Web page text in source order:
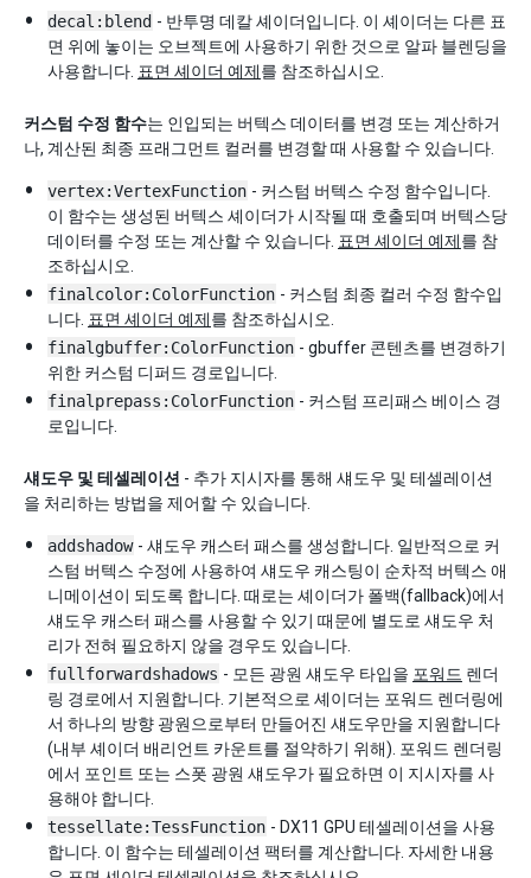
decal:blend - 반투명 데칼 셰이더입니다. 이 셰이더는 다른 표
면 위에 놓이는 오브젝트에 사용하기 위한 것으로 알파 블렌딩을
사용합니다. 표면 셰이더 예제를 참조하십시오.
커스텀 수정 함수는 인입되는 버텍스 데이터를 변경 또는 계산하거
나, 계산된 최종 프래그먼트 컬러를 변경할 때 사용할 수 있습니다.
vertex:VertexFunction - 커스텀 버텍스 수정 함수입니다.
이 함수는 생성된 버텍스 셰이더가 시작될 때 호출되며 버텍스당
데이터를 수정 또는 계산할 수 있습니다. 표면 셰이더 예제를 참
조하십시오.
finalcolor:ColorFunction - 커스텀 최종 컬러 수정 함수입
니다. 표면 셰이더 예제를 참조하십시오.
finalgbuffer:ColorFunction - gbuffer 콘텐츠를 변경하기
위한 커스텀 디퍼드 경로입니다.
finalprepass:ColorFunction - 커스텀 프리패스 베이스 경
로입니다.
섀도우 및 테셀레이션 - 추가 지시자를 통해 섀도우 및 테셀레이션
을 처리하는 방법을 제어할 수 있습니다.
addshadow - 섀도우 캐스터 패스를 생성합니다. 일반적으로 커
스텀 버텍스 수정에 사용하여 섀도우 캐스팅이 순차적 버텍스 애
니메이션이 되도록 합니다. 때로는 셰이더가 폴백(fallback)에서
섀도우 캐스터 패스를 사용할 수 있기 때문에 별도로 섀도우 처
리가 전혀 필요하지 않을 경우도 있습니다.
fullforwardshadows - 모든 광원 섀도우 타입을 포워드 렌더
링 경로에서 지원합니다. 기본적으로 셰이더는 포워드 렌더링에
서 하나의 방향 광원으로부터 만들어진 섀도우만을 지원합니다
(내부 셰이더 배리언트 카운트를 절약하기 위해). 포워드 렌더링
에서 포인트 또는 스폿 광원 섀도우가 필요하면 이 지시자를 사
용해야 합니다.
tessellate:TessFunction - DX11 GPU 테셀레이션을 사용
합니다. 이 함수는 테셀레이션 팩터를 계산합니다. 자세한 내용